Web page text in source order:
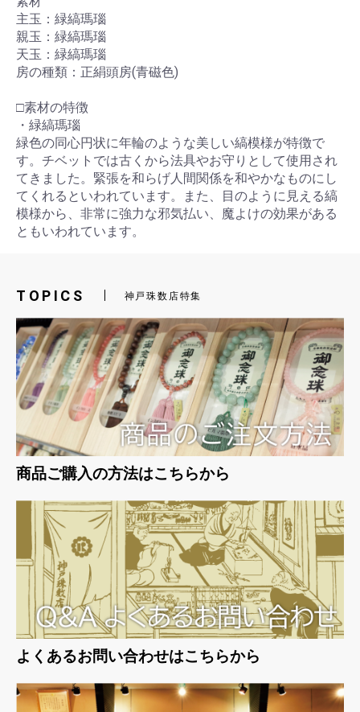
お買い物を続ける カートへ進む
主玉：緑縞瑪瑙
親玉：緑縞瑪瑙
天玉：緑縞瑪瑙
房の種類：正絹頭房(青磁色)
□素材の特徴
・緑縞瑪瑙
緑色の同心円状に年輪のような美しい縞模様が特徴で
す。チベットでは古くから法具やお守りとして使用され
てきました。緊張を和らげ人間関係を和やかなものにし
てくれるといわれています。また、目のように見える縞
模様から、非常に強力な邪気払い、魔よけの効果がある
ともいわれています。
TOPICS 神戸珠数店特集
商品ご購入の方法はこちらから
よくあるお問い合わせはこちらから